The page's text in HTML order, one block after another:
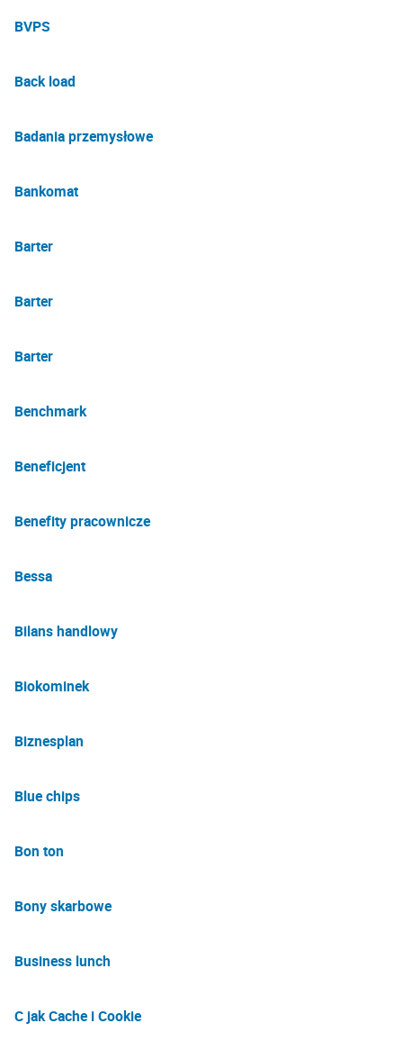
BVPS
Back load
Badania przemysłowe
Bankomat
Barter
Barter
Barter
Benchmark
Beneficjent
Benefity pracownicze
Bessa
Bilans handlowy
Biokominek
Biznesplan
Blue chips
Bon ton
Bony skarbowe
Business lunch
C jak Cache i Cookie